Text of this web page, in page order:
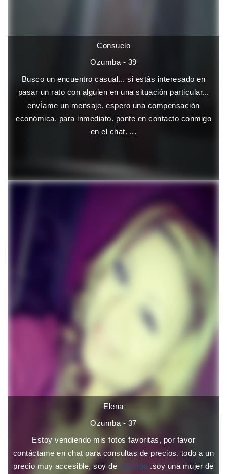
Consuelo
Ozumba - 39
Busco un encuentro casual... si estás interesado en
pasar un rato con alguien en una situación particular...
envÍame un mensaje. espero una compensación
económica. para inmediato. ponte en contacto conmigo
en el chat. ...
Elena
Ozumba - 37
Estoy vendiendo mis fotos favoritas, por favor
contáctame en chat para consultas de precios. todo a un
precio muy accesible, soy de ozumba .soy una mujer de